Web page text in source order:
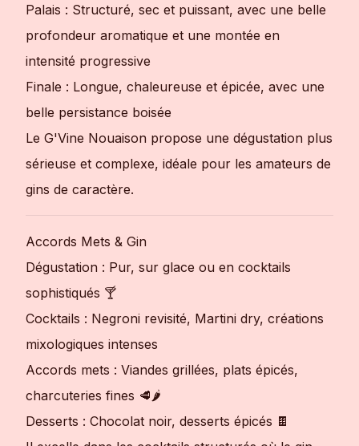
Palais : Structuré, sec et puissant, avec une belle
profondeur aromatique et une montée en
intensité progressive
Finale : Longue, chaleureuse et épicée, avec une
belle persistance boisée
Le G'Vine Nouaison propose une dégustation plus
sérieuse et complexe, idéale pour les amateurs de
gins de caractère.
Accords Mets & Gin
Dégustation : Pur, sur glace ou en cocktails
sophistiqués 🍸
Cocktails : Negroni revisité, Martini dry, créations
mixologiques intenses
Accords mets : Viandes grillées, plats épicés,
charcuteries fines 🥩🌶️
Desserts : Chocolat noir, desserts épicés 🍫